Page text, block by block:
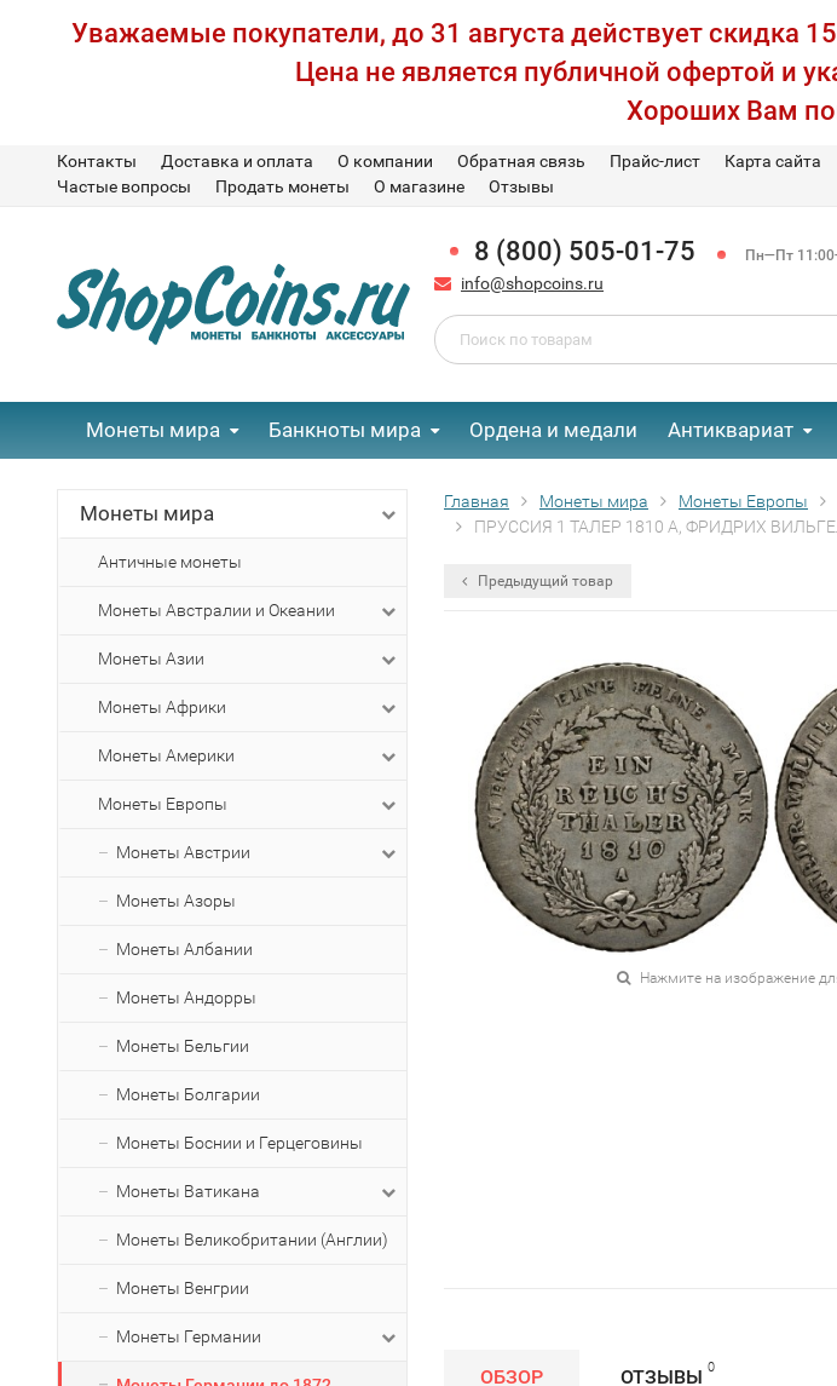
Уважаемые покупатели, до 31 августа действует скидка
Цена не является публичной офертой и
Хороших Вам
Контакты Доставка и оплата О компании Обратная связь Прайс-лист
Карта сайта
Частые вопросы
Продать монеты О магазине Отзывы
8 (800) 505-01-75 Пн—Пт
info@shopcoins.ru
Монеты мира Банкноты мира Ордена и медали Антиквариат
Монеты мира
Античные монеты
Монеты Австралии и Океании
Монеты Азии
Монеты Африки
Монеты Америки
Монеты Европы
Монеты Австрии
Монеты Азоры
Монеты Албании
Монеты Андорры
Монеты Бельгии
Монеты Болгарии
Монеты Боснии и Герцеговины
Монеты Ватикана
Монеты Великобритании (Англии)
Монеты Венгрии
Монеты Германии
Главная Монеты мира Монеты Европы
ПРУССИЯ 1 ТАЛЕР 1810 A, ФРИДРИХ
Предыдущий товар
Нажмите на изображение
ОБЗОР ОТЗЫВЫ 0